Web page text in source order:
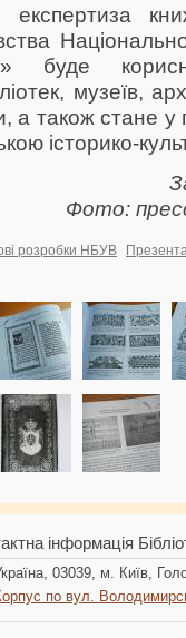
буде
музеїв,
також стане у
історико-
Фото:
розробки НБУВ
інформація
03039, м. Київ,
по вул.